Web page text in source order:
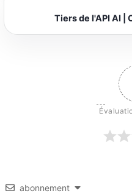
Tiers de l'API AI |
abonnement